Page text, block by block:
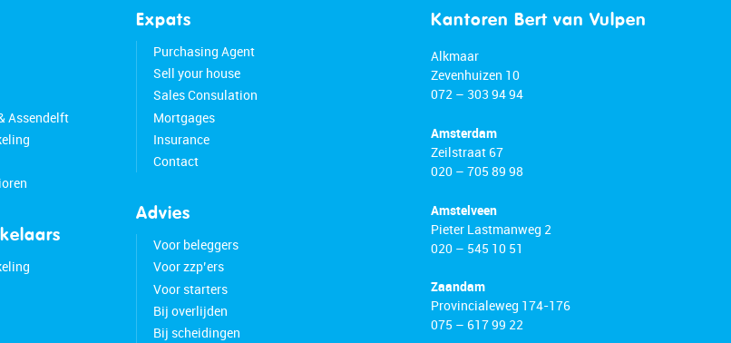
Assendelft
Expats
Purchasing Agent
Sell your house
Sales Consulation
Mortgages
Insurance
Contact
Advies
Voor beleggers
Voor zzp’ers
Voor starters
Bij overlijden
Bij scheidingen
Kantoren Bert van Vulpen
Alkmaar
Zevenhuizen 10
072 – 303 94 94
Amsterdam
Zeilstraat 67
020 – 705 89 98
Amstelveen
Pieter Lastmanweg 2
020 – 545 10 51
Zaandam
Provincialeweg 174-176
075 – 617 99 22